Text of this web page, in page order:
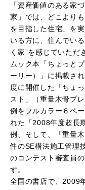
「資産価値のある家
家」では、どこより
を目指した住宅」を
いる方に、住んでい
く家”を感じていただ
ムック本「ちょっと
ーリー）」に掲載さ
度に開催した「ちょ
スト」（重量木骨プ
例をフルカラー６ペ
れた「2008年度超長
例、そして、「重量
件のSE構法施工管理
のコンテスト審査員
す。
全国の書店で、2009